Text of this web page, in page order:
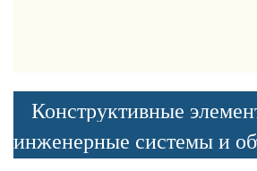
Конструктивные
инженерные системы и